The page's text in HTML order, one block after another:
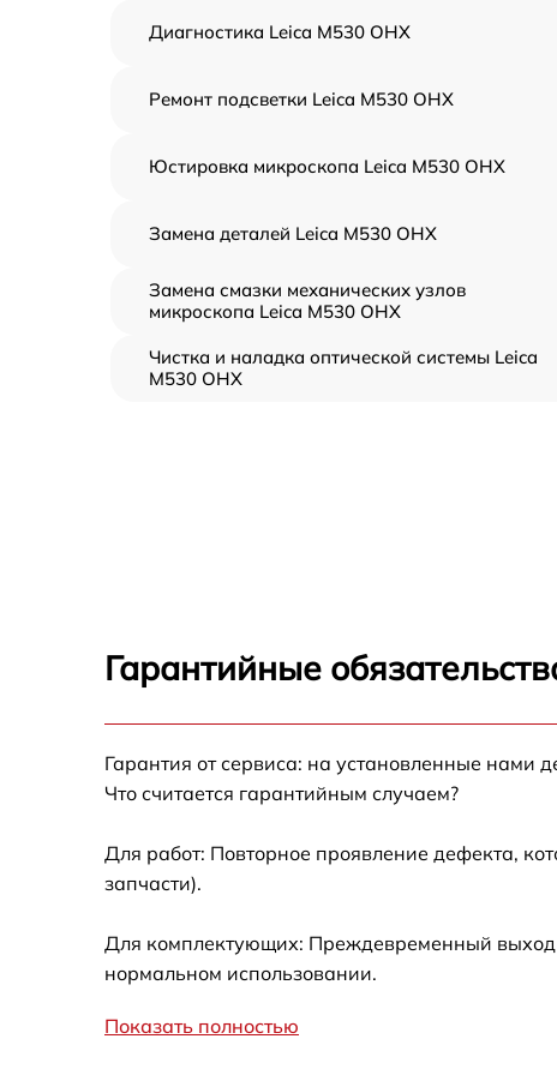
Диагностика Leica M530 OHX
Ремонт подсветки Leica M530 OHX
Юстировка микроскопа Leica M530 OHX
Замена деталей Leica M530 OHX
Замена смазки механических узлов
микроскопа Leica M530 OHX
Чистка и наладка оптической системы Leica
M530 OHX
Гарантийные
Гарантия от сервиса: на установленные нами
Что считается гарантийным случаем?
Для работ: Повторное проявление дефекта,
запчасти).
Для комплектующих: Преждевременный выход
нормальном использовании.
Показать полностью